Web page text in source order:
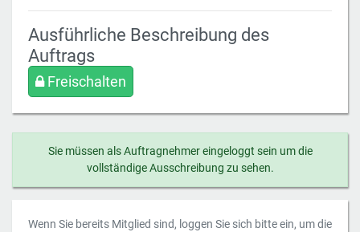
Ausführliche Beschreibung des
Auftrags
Freischalten
Sie müssen als Auftragnehmer eingeloggt sein um die
vollständige Ausschreibung zu sehen.
Wenn Sie bereits Mitglied sind, loggen Sie sich bitte ein, um die